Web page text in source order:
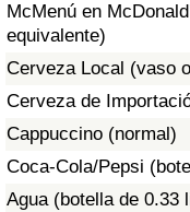
McMenú en
equivalente)
Cerveza Local (vaso
Cerveza de
Cappuccino (normal)
Coca-Cola/Pepsi
Agua (botella de 0.33
en aqaba
Delincuencia
Calificación del
(Actual)
Índice de